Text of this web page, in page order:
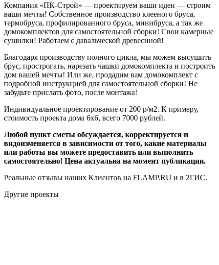
Компания «ПК-Строй» — проектируем ваши идеи — строим
ваши мечты! Собственное производство клееного бруса,
термобруса, профилированного бруса, минибруса, а так же
домокомплектов для самостоятельной сборки! Свои камерные
сушилки! Работаем с давальческой древесиной!
Благодаря производству полного цикла, мы можем высушить
брус, прострогать, нарезать чашки домокомплекта и построить
дом вашей мечты! Или же, продадим вам домокомплект с
подробной инструкцией для самостоятельной сборки! Не
забудьте прислать фото, после монтажа!
Индивидуальное проектирование от 200 р/м2. К примеру,
стоимость проекта дома 6х6, всего 7000 рублей.
Любой пункт сметы обсуждается, корректируется и
видоизменяется в зависимости от того, какие материалы
или работы вы можете предоставить или выполнить
самостоятельно! Цена актуальна на момент публикации.
Реальные отзывы наших Клиентов на FLAMP.RU и в 2ГИС.
Другие проекты